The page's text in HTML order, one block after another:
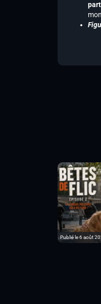
Publié le 6 août